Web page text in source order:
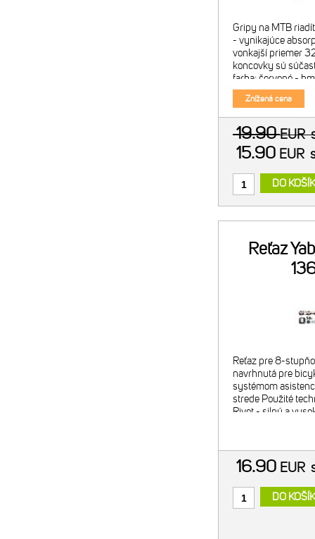
Gripy na MTB
- vynikajúce
vonkajší priemer
koncovky sú
farba: červené -
Znížená cena
19.90EUR
15.90 EUR
DO
Reťaz
Reťaz pre 8-
navrhnutá pre
systémom
strede Použité
Rivet - silný a
16.90 EUR
DO